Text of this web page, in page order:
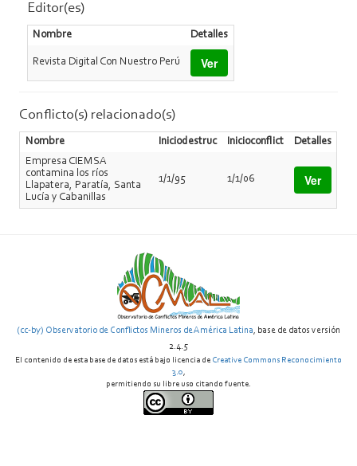
Editor(es)
Nombre Detalles
Revista Digital Con Nuestro Perú Ver
Conflicto(s) relacionado(s)
Nombre Iniciodestruc Inicioconflict
Detalles
Empresa CIEMSA
contamina los ríos
Llapatera, Paratía, Santa
Lucía y Cabanillas
1/1/95 1/1/06 Ver
(cc-by) Observatorio de Conflictos Mineros de América Latina, base de datos versión
2.4.5
El contenido de esta base de datos está bajo licencia de Creative Commons Reconocimiento
3.0,
permitiendo su libre uso citando fuente.